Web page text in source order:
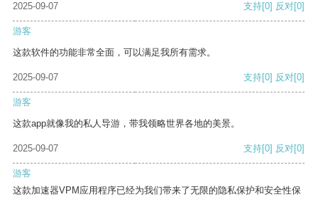
2025-09-07
支持[0] 反对[0]
游客
这款软件的功能非常全面，可以满足我所有需求。
2025-09-07 支持[0] 反对[0]
游客
这款app就像我的私人导游，带我领略世界各地的美景。
2025-09-07 支持[0] 反对[0]
游客
这款加速器VPM应用程序已经为我们带来了无限的隐私保护和安全性保